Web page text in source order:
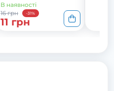
В наявності
16 грн
-31%
11 грн